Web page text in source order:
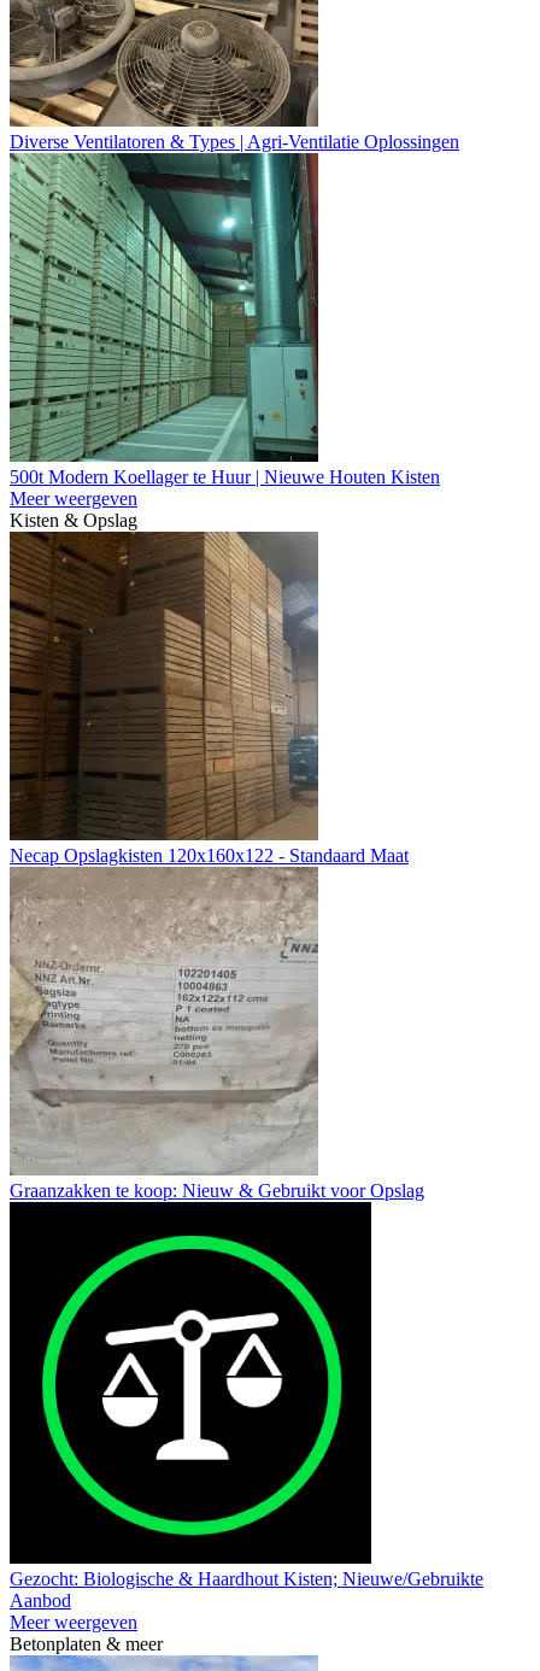
Diverse Ventilatoren & Types | Agri-Ventilatie Oplossingen
500t Modern Koellager te Huur | Nieuwe Houten Kisten
Meer weergeven
Kisten & Opslag
Necap Opslagkisten 120x160x122 - Standaard Maat
Graanzakken te koop: Nieuw & Gebruikt voor Opslag
Gezocht: Biologische & Haardhout Kisten; Nieuwe/Gebruikte
Aanbod
Meer weergeven
Betonplaten & meer